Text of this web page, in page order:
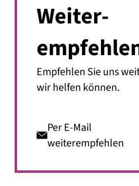
Weiter­
Empfehlen Sie uns
wir helfen können.
Per E-Mail
weiterempfehlen